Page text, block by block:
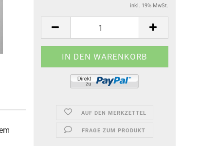
inkl. 19% MwSt.
AUF DEN MERKZETTEL
FRAGE ZUM PRODUKT